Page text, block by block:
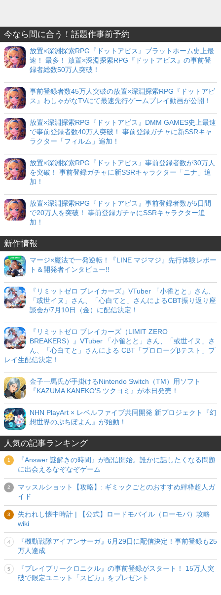
今なら間に合う！話題作事前予約
放置×深淵探索RPG『ドットアビス』プラットホーム史上最
速！ 最多！ 放置×深淵探索RPG『ドットアビス』の事前登
録者総数50万人突破！
事前登録者数45万人突破の放置×深淵探索RPG『ドットアビ
ス』わしゃがなTVにて最速先行ゲームプレイ動画が公開！
放置×深淵探索RPG『ドットアビス』DMM GAMES史上最速
で事前登録者数40万人突破！ 事前登録ガチャに新SSRキャ
ラクター「フィルム」追加！
放置×深淵探索RPG『ドットアビス』事前登録者数が30万人
を突破！ 事前登録ガチャに新SSRキャラクター「ニナ」追
加！
放置×深淵探索RPG『ドットアビス』事前登録者数が5日間
で20万人を突破！ 事前登録ガチャにSSRキャラクター追
加！
新作情報
マージ×魔法で一発逆転！『LINE マジマジ』先行体験レポー
ト＆開発者インタビュー!!
『リミットゼロ ブレイカーズ』VTuber 「小雀とと」さん、
「或世イヌ」さん、「心白てと」さんによるCBT振り返り座
談会が7月10日（金）に配信決定！
『リミットゼロ ブレイカーズ（LIMIT ZERO
BREAKERS）』VTuber 「小雀とと」さん、「或世イヌ」さ
ん、「心白てと」さんによる CBT「プロローグβテスト」プ
レイ生配信決定！
金子一馬氏が手掛けるNintendo Switch（TM）用ソフト
『KAZUMA KANEKO'S ツクヨミ』が本日発売！
NHN PlayArt × レベルファイブ共同開発 新プロジェクト『幻
想世界のぷちぽよん』が始動！
人気の記事ランキング
『Answer 謎解きの時間』が配信開始。誰かに話したくなる問題
に出会えるなぞなぞゲーム
マッスルショット【攻略】: ギミックごとのおすすめ絆枠超人ガ
イド
失われし懐中時計 | 【公式】ロードモバイル（ローモバ）攻略
wiki
『機動戦隊アイアンサーガ』6月29日に配信決定！事前登録も25
万人達成
『ブレイブリークロニクル』の事前登録がスタート！ 15万人突
破で限定ユニット「スピカ」をプレゼント